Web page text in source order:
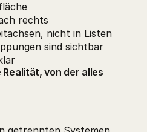
rechts
nicht in Listen
sind sichtbar
von der alles